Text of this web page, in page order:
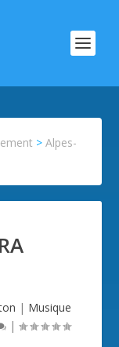
>Alpes-
| Musique
|